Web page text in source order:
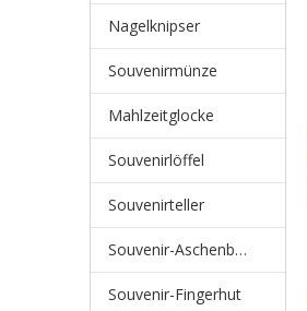
Nagelknipser
Souvenirmünze
Mahlzeitglocke
Souvenirlöffel
Souvenirteller
Souvenir-Aschenbecher
Souvenir-Fingerhut